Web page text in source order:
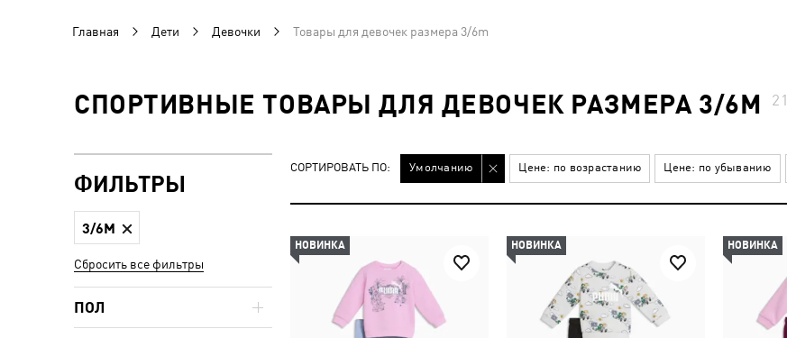
Главная Дети Девочки Товары для девочек размера 3/6m
СПОРТИВНЫЕ ТОВАРЫ ДЛЯ ДЕВОЧЕК РАЗМЕРА 3/6M 21
СОРТИРОВАТЬ ПО: Умолчанию Цене: по возрастанию Цене: по убыванию
НОВИНКА НОВИНКА НОВИНКА
ФИЛЬТРЫ
3/6M
Сбросить все фильтры
ПОЛ